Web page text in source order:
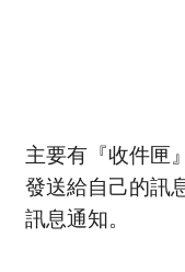
主要有『收件匣
發送給自己的訊
訊息通知。